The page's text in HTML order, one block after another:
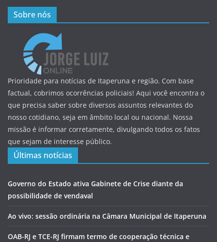
Sobre nós
Prioridade para notícias de Itaperuna e região. Com base
factual, cobrimos ocorrências policiais! Aqui você encontra o
que precisa saber sobre diversos assuntos relevantes do
nosso cotidiano, seja em âmbito local ou nacional. Nossa
missão é informar corretamente, divulgando todos os fatos
que sejam de interesse público.
Últimas notícias
Governo do Estado ativa Gabinete de Crise diante da
possibilidade de vendaval
Ao vivo: sessão ordinária na Câmara Municipal de Itaperuna
OAB-RJ e TCE-RJ firmam termo de cooperação técnica e